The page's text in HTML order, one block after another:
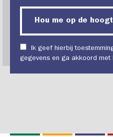
Hou me op de
Ik geef hierbij
gegevens en ga akkoord met